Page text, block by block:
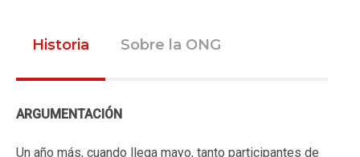
Historia Sobre la ONG
ARGUMENTACIÓN
Un año más, cuando llega mayo, tanto participantes de